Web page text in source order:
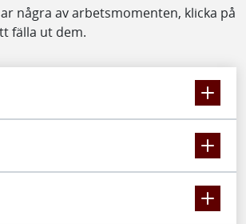
några av arbetsmomenten, klicka på
fälla ut dem.